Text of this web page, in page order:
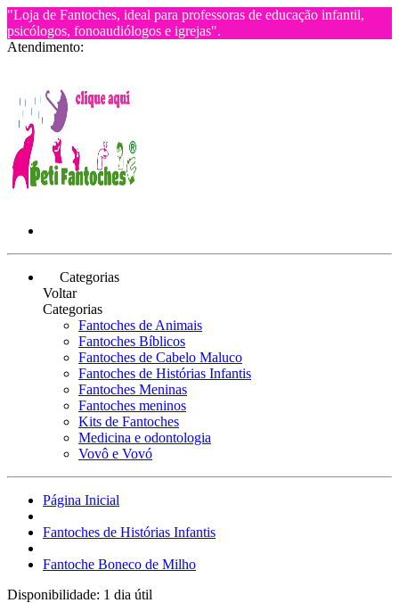
"Loja de Fantoches, ideal para professoras de educação infantil,
psicólogos, fonoaudiólogos e igrejas".
Atendimento:
Categorias
Voltar
Categorias
Fantoches de Animais
Fantoches Bíblicos
Fantoches de Cabelo Maluco
Fantoches de Histórias Infantis
Fantoches Meninas
Fantoches meninos
Kits de Fantoches
Medicina e odontologia
Vovô e Vovó
Página Inicial
Fantoches de Histórias Infantis
Fantoche Boneco de Milho
Disponibilidade: 1 dia útil